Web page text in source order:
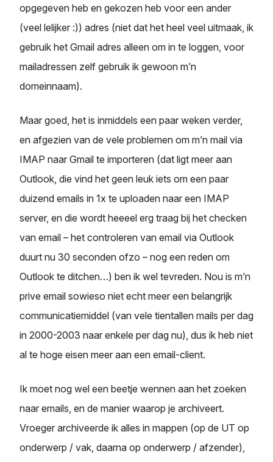
opgegeven heb en gekozen heb voor een ander
(veel lelijker :)) adres (niet dat het heel veel uitmaak, ik
gebruik het Gmail adres alleen om in te loggen, voor
mailadressen zelf gebruik ik gewoon m’n
domeinnaam).
Maar goed, het is inmiddels een paar weken verder,
en afgezien van de vele problemen om m’n mail via
IMAP naar Gmail te importeren (dat ligt meer aan
Outlook, die vind het geen leuk iets om een paar
duizend emails in 1x te uploaden naar een IMAP
server, en die wordt heeeel erg traag bij het checken
van email – het controleren van email via Outlook
duurt nu 30 seconden ofzo – nog een reden om
Outlook te ditchen…) ben ik wel tevreden. Nou is m’n
prive email sowieso niet echt meer een belangrijk
communicatiemiddel (van vele tientallen mails per dag
in 2000-2003 naar enkele per dag nu), dus ik heb niet
al te hoge eisen meer aan een email-client.
Ik moet nog wel een beetje wennen aan het zoeken
naar emails, en de manier waarop je archiveert.
Vroeger archiveerde ik alles in mappen (op de UT op
onderwerp / vak, daarna op onderwerp / afzender),